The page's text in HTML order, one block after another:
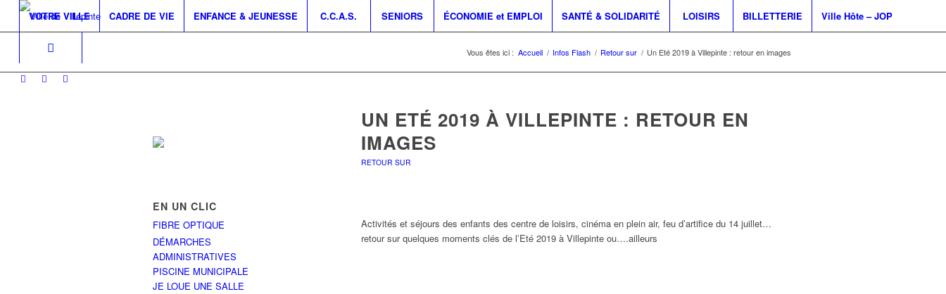
VOTRE VILLE CADRE DE VIE ENFANCE & JEUNESSE C.C.A.S. SENIORS ÉCONOMIE et EMPLOI SANTÉ & SOLIDARITÉ LOISIRS BILLETTERIE Ville Hôte – JOP
Vous êtes ici : Accueil / Infos Flash / Retour sur / Un Eté 2019 à Villepinte : retour en images
UN ETÉ 2019 À VILLEPINTE : RETOUR EN
IMAGES
RETOUR SUR
Activités et séjours des enfants des centre de loisirs, cinéma en plein air, feu d’artifice du 14 juillet…
retour sur quelques moments clés de l’Eté 2019 à Villepinte ou….ailleurs
EN UN CLIC
FIBRE OPTIQUE
DÉMARCHES
ADMINISTRATIVES
PISCINE MUNICIPALE
JE LOUE UNE SALLE